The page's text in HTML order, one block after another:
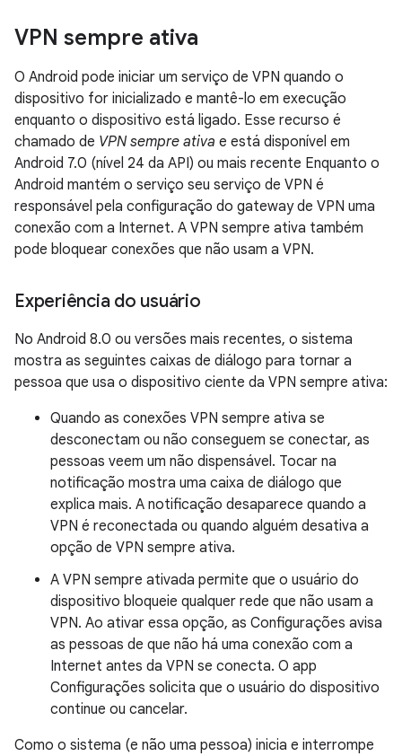
VPN sempre ativa
O Android pode iniciar um serviço de VPN quando o
dispositivo for inicializado e mantê-lo em execução
enquanto o dispositivo está ligado. Esse recurso é
chamado de VPN sempre ativa e está disponível em
Android 7.0 (nível 24 da API) ou mais recente Enquanto o
Android mantém o serviço seu serviço de VPN é
responsável pela configuração do gateway de VPN uma
conexão com a Internet. A VPN sempre ativa também
pode bloquear conexões que não usam a VPN.
Experiência do usuário
No Android 8.0 ou versões mais recentes, o sistema
mostra as seguintes caixas de diálogo para tornar a
pessoa que usa o dispositivo ciente da VPN sempre ativa:
Quando as conexões VPN sempre ativa se
desconectam ou não conseguem se conectar, as
pessoas veem um não dispensável. Tocar na
notificação mostra uma caixa de diálogo que
explica mais. A notificação desaparece quando a
VPN é reconectada ou quando alguém desativa a
opção de VPN sempre ativa.
A VPN sempre ativada permite que o usuário do
dispositivo bloqueie qualquer rede que não usam a
VPN. Ao ativar essa opção, as Configurações avisa
as pessoas de que não há uma conexão com a
Internet antes da VPN se conecta. O app
Configurações solicita que o usuário do dispositivo
continue ou cancelar.
Como o sistema (e não uma pessoa) inicia e interrompe